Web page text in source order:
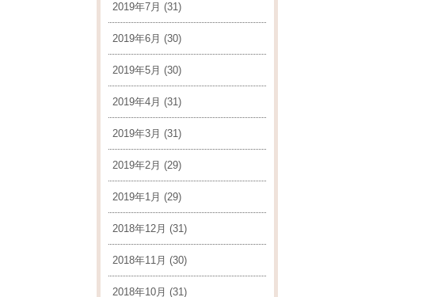
2019年7月 (31)
2019年6月 (30)
2019年5月 (30)
2019年4月 (31)
2019年3月 (31)
2019年2月 (29)
2019年1月 (29)
2018年12月 (31)
2018年11月 (30)
2018年10月 (31)